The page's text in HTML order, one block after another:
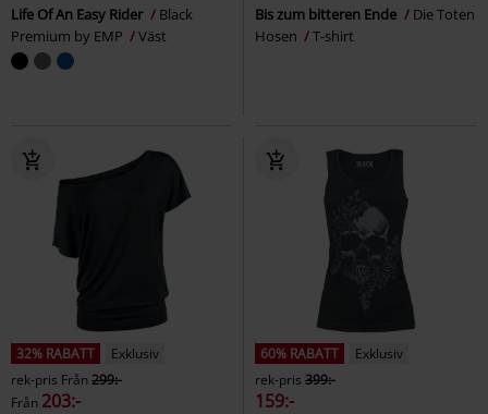
Life Of An Easy Rider
Black
Premium by EMP
Väst
Bis zum bitteren Ende
Die Toten
Hosen
T-shirt
32% RABATT
Exklusiv
rek-pris Från299:-
Från 203:-
60% RABATT
Exklusiv
rek-pris 399:-
159:-